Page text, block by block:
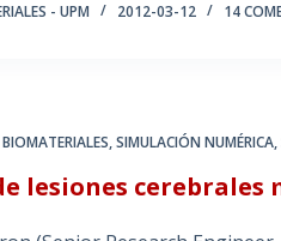
- UPM 2012-03-12 14
BIOMATERIALES,SIMULACIÓN NUMÉRICA,
lesiones